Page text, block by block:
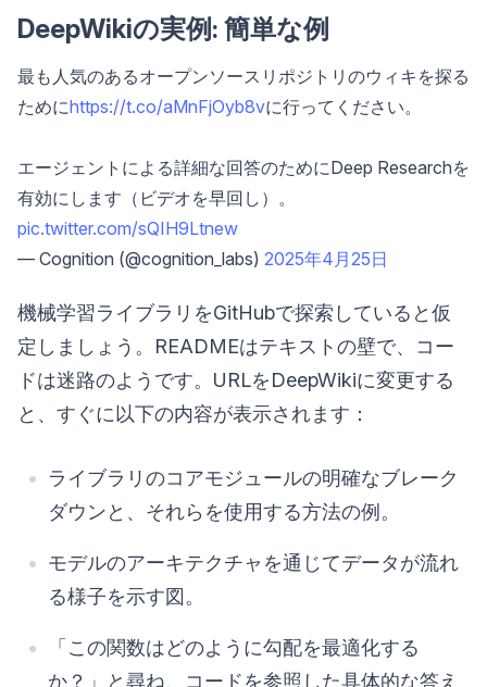
DeepWikiの実例: 簡単な例
最も人気のあるオープンソースリポジトリのウィキを探る
ためにhttps://t.co/aMnFjOyb8vに行ってください。
エージェントによる詳細な回答のためにDeep Researchを
有効にします（ビデオを早回し）。
pic.twitter.com/sQIH9Ltnew
— Cognition (@cognition_labs) 2025年4月25日
機械学習ライブラリをGitHubで探索していると仮
定しましょう。READMEはテキストの壁で、コー
ドは迷路のようです。URLをDeepWikiに変更する
と、すぐに以下の内容が表示されます：
ライブラリのコアモジュールの明確なブレーク
ダウンと、それらを使用する方法の例。
モデルのアーキテクチャを通じてデータが流れ
る様子を示す図。
「この関数はどのように勾配を最適化する
か？」と尋ね、コードを参照した具体的な答え